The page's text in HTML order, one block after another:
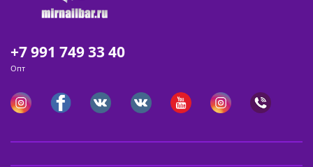
+7 991 749 33 40
Опт